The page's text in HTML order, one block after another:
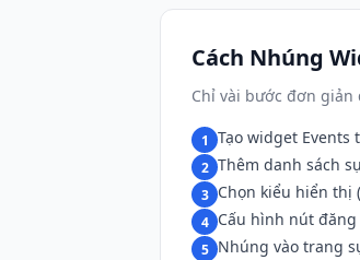
Cách Nhúng
Chỉ vài bước đơn
1 Tạo widget Events
2 Thêm danh sách
3 Chọn kiểu hiển thị
4 Cấu hình nút
5 Nhúng vào trang